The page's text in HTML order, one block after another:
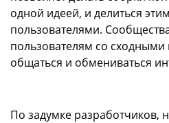
одной идеей, и делиться
пользователями.
пользователям со сходными
общаться и обмениваться
По задумке разработчиков,